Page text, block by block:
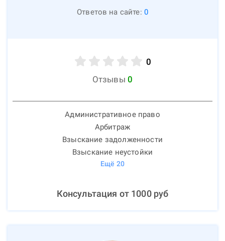
Ответов на сайте: 0
0
Отзывы 0
Административное право
Арбитраж
Взыскание задолженности
Взыскание неустойки
Ещё 20
Консультация от 1000руб